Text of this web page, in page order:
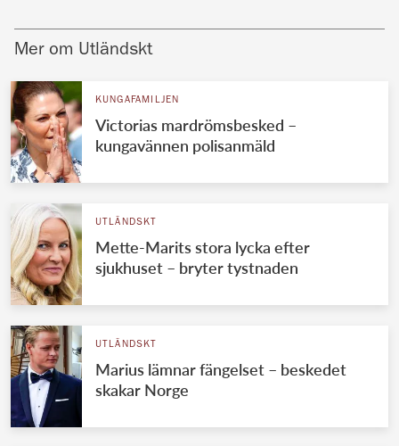
Mer om Utländskt
KUNGAFAMILJEN
Victorias mardrömsbesked –
kungavännen polisanmäld
UTLÄNDSKT
Mette-Marits stora lycka efter
sjukhuset – bryter tystnaden
UTLÄNDSKT
Marius lämnar fängelset – beskedet
skakar Norge